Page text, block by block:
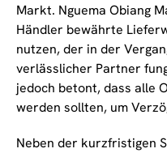
Markt. Nguema Obiang
Händler bewährte
nutzen, der in der
verlässlicher Partner
jedoch betont, dass alle
werden sollten, um
Neben der kurzfristigen